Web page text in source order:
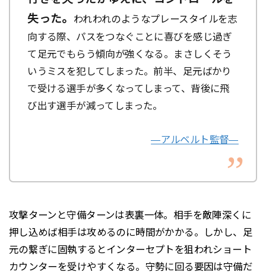
失った。
われわれのようなプレースタイルを志
向する際、パスをつなぐことに喜びを感じ過ぎ
て足元でもらう傾向が強くなる。まさしくそう
いうミスを犯してしまった。前半、足元ばかり
で受ける選手が多くなってしまって、背後に飛
び出す選手が減ってしまった。
―アルベルト監督―
攻撃ターンと守備ターンは表裏一体。相手を敵陣深くに
押し込めば相手は攻めるのに時間がかかる。しかし、足
元の繋ぎに固執するとインターセプトを狙われショート
カウンターを受けやすくなる。守勢に回る要因は守備だ